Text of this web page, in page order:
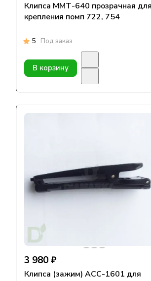
Клипса ММТ-640 прозрачная для
крепления помп 722, 754
5 Под заказ
В корзину
3 980 ₽
Клипса (зажим) АСС-1601 для